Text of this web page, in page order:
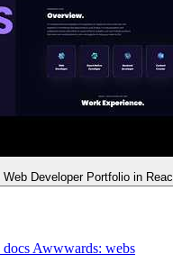
Developer Portfolio in
docs Awwwards: webs